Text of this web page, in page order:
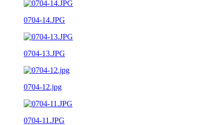
0704-14.JPG
0704-13.JPG
0704-12.jpg
0704-11.JPG